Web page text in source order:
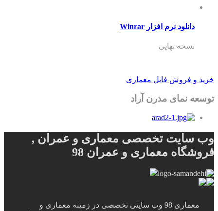
دانلود نرم افزار Winrar
نسخه نهایی
خرید و فروش فایل معماری
توسعه نمای مدرن آراد
وب سایت تخصصی معماری و عمران ,
فروشگاه معماری و عمران 98
معماری 98 وب سایتی تخصصی در زمینه معماری و